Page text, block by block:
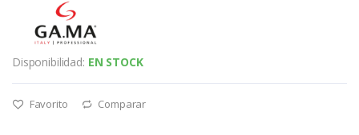
Disponibilidad: EN STOCK
Favorito Comparar